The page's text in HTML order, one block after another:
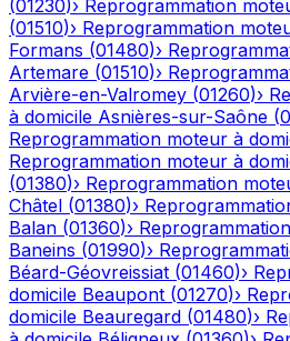
(01230)› Reprogrammation
(01510)› Reprogrammation
Formans (01480)›
Artemare (01510)›
Arvière-en-Valromey (01260)›
à domicile Asnières-sur-Saône (
Reprogrammation moteur à
Reprogrammation moteur à
(01380)› Reprogrammation
Châtel (01380)›
Balan (01360)›
Baneins (01990)›
Béard-Géovreissiat (01460)›
domicile Beaupont (01270)›
domicile Beauregard (01480)›